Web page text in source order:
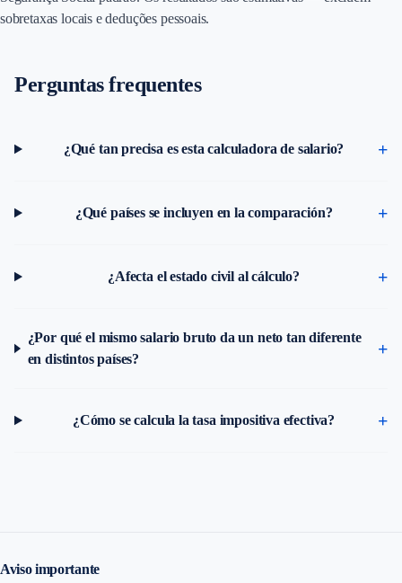
sobretaxas locais e deduções pessoais.
Perguntas frequentes
¿Qué tan precisa es esta calculadora de salario?
¿Qué países se incluyen en la comparación?
¿Afecta el estado civil al cálculo?
¿Por qué el mismo salario bruto da un neto tan diferente
en distintos países?
¿Cómo se calcula la tasa impositiva efectiva?
Aviso importante